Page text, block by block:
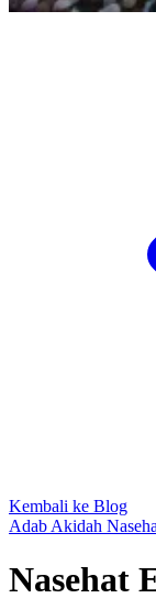
Kembali ke Blog
Adab Akidah
Nasehat